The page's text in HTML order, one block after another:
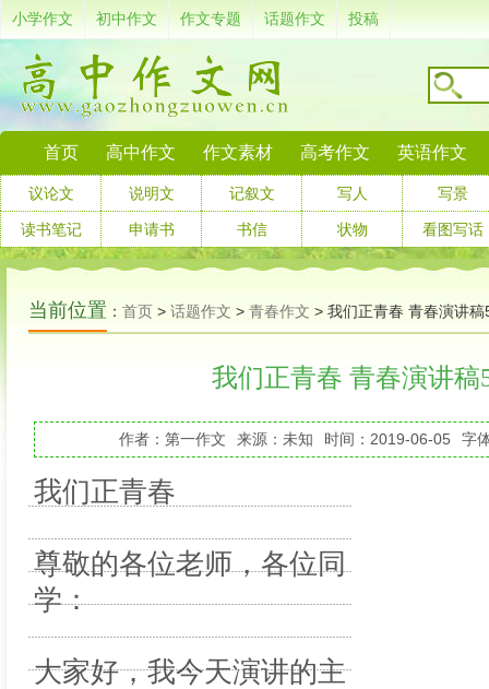
小学作文 初中作文 作文专题 话题作文 投稿
首页 高中作文 作文素材 高考作文 英语作文
议论文 说明文 记叙文 写人 写景
读书笔记 申请书 书信 状物 看图写话
当前位置 ： 首页 > 话题作文 > 青春作文 > 我们正青春 青春演讲稿
我们正青春 青春演讲稿
作者：第一作文 来源：未知 时间：2019-06-05 字
我们正青春
尊敬的各位老师，各位同
学：
大家好，我今天演讲的主